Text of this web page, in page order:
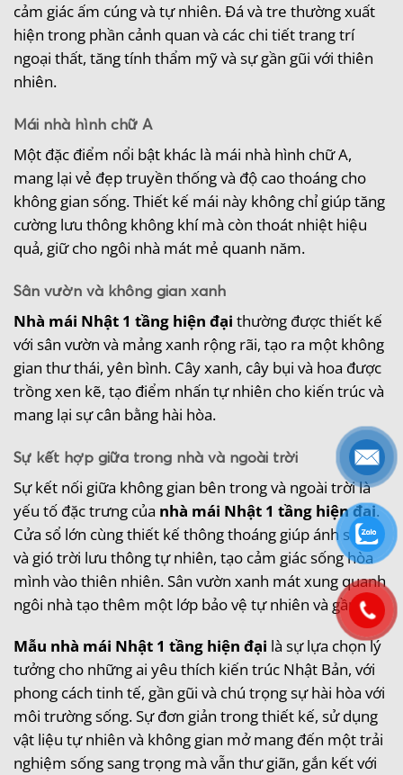
cảm giác ấm cúng và tự nhiên. Đá và tre thường xuất
hiện trong phần cảnh quan và các chi tiết trang trí
ngoại thất, tăng tính thẩm mỹ và sự gần gũi với thiên
nhiên.
Mái nhà hình chữ A
Một đặc điểm nổi bật khác là mái nhà hình chữ A,
mang lại vẻ đẹp truyền thống và độ cao thoáng cho
không gian sống. Thiết kế mái này không chỉ giúp tăng
cường lưu thông không khí mà còn thoát nhiệt hiệu
quả, giữ cho ngôi nhà mát mẻ quanh năm.
Sân vườn và không gian xanh
Nhà mái Nhật 1 tầng hiện đại thường được thiết kế
với sân vườn và mảng xanh rộng rãi, tạo ra một không
gian thư thái, yên bình. Cây xanh, cây bụi và hoa được
trồng xen kẽ, tạo điểm nhấn tự nhiên cho kiến trúc và
mang lại sự cân bằng hài hòa.
Sự kết hợp giữa trong nhà và ngoài trời
Sự kết nối giữa không gian bên trong và ngoài trời là
yếu tố đặc trưng của nhà mái Nhật 1 tầng hiện đại.
Cửa sổ lớn cùng thiết kế thông thoáng giúp ánh sáng
và gió trời lưu thông tự nhiên, tạo cảm giác sống hòa
mình vào thiên nhiên. Sân vườn xanh mát xung quanh
ngôi nhà tạo thêm một lớp bảo vệ tự nhiên và gần gũi.
Mẫu nhà mái Nhật 1 tầng hiện đại là sự lựa chọn lý
tưởng cho những ai yêu thích kiến trúc Nhật Bản, với
phong cách tinh tế, gần gũi và chú trọng sự hài hòa với
môi trường sống. Sự đơn giản trong thiết kế, sử dụng
vật liệu tự nhiên và không gian mở mang đến một trải
nghiệm sống sang trọng mà vẫn thư giãn, gắn kết với